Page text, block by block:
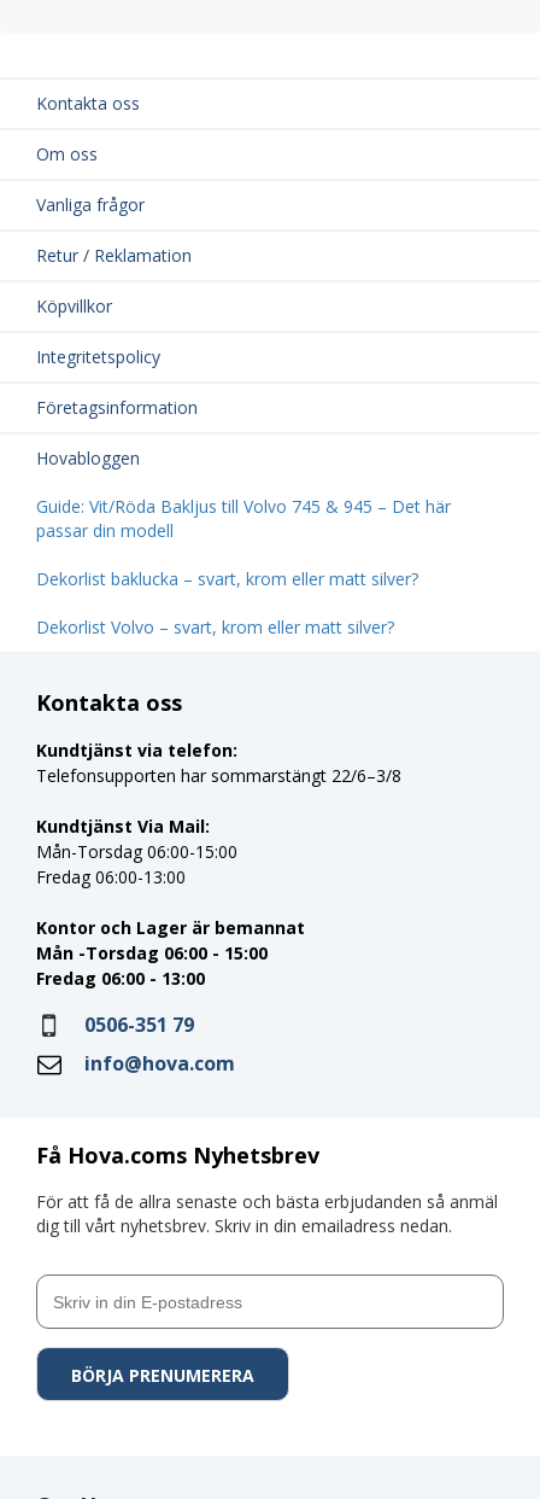
Kontakta oss
Om oss
Vanliga frågor
Retur / Reklamation
Köpvillkor
Integritetspolicy
Företagsinformation
Hovabloggen
Guide: Vit/Röda Bakljus till Volvo 745 & 945 – Det här
passar din modell
Dekorlist baklucka – svart, krom eller matt silver?
Dekorlist Volvo – svart, krom eller matt silver?
Få Hova.coms Nyhetsbrev
För att få de allra senaste och bästa erbjudanden så anmäl
dig till vårt nyhetsbrev. Skriv in din emailadress nedan.
Kontakta oss
Kundtjänst via telefon:
Telefonsupporten har sommarstängt 22/6–3/8
Kundtjänst Via Mail:
Mån-Torsdag 06:00-15:00
Fredag 06:00-13:00
Kontor och Lager är bemannat
Mån -Torsdag 06:00 - 15:00
Fredag 06:00 - 13:00
0506-351 79
info@hova.com